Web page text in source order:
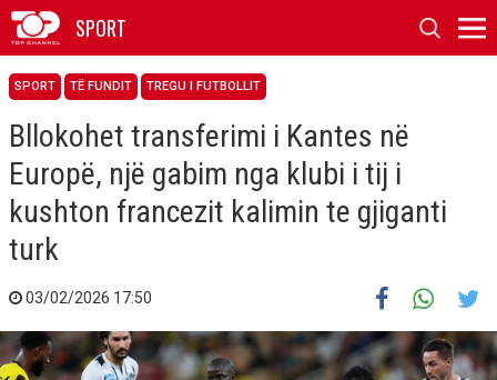
SPORT
SPORT TË FUNDIT TREGU I FUTBOLLIT
Bllokohet transferimi i Kantes në
Europë, një gabim nga klubi i tij i
kushton francezit kalimin te gjiganti
turk
03/02/2026 17:50